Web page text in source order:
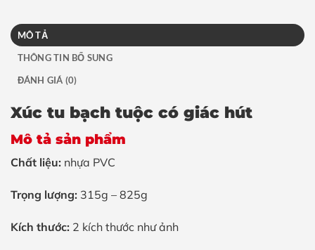
MÔ TẢ
THÔNG TIN BỔ SUNG
ĐÁNH GIÁ (0)
Xúc tu bạch tuộc có giác hút
Mô tả sản phẩm
Chất liệu: nhựa PVC
Trọng lượng: 315g – 825g
Kích thước: 2 kích thước như ảnh